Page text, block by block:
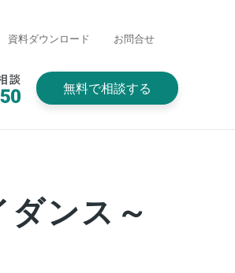
資料ダウンロード お問合せ
無料で相談する
ンス～